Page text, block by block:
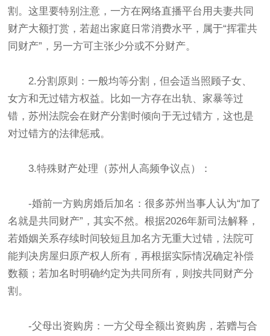
割。这里要特别注意，一方在网络直播平台用夫妻共同
财产大额打赏，若超出家庭日常消费水平，属于“挥霍共
同财产”，另一方可主张少分或不分财产。
2.分割原则：一般均等分割，但会适当照顾子女、
女方和无过错方权益。比如一方存在出轨、家暴等过
错，苏州法院会在财产分割时倾向于无过错方，这也是
对过错方的法律惩戒。
3.特殊财产处理（苏州人高频争议点）：
-婚前一方购房婚后加名：很多苏州当事人认为“加了
名就是共同财产”，其实不然。根据2026年新司法解释，
若婚姻关系存续时间较短且加名方无重大过错，法院可
能判决房屋归原产权人所有，再根据实际情况确定补偿
数额；若加名时明确约定为共同所有，则按共同财产分
割。
-父母出资购房：一方父母全额出资购房，若赠与合